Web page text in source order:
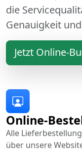
die
Genauigkeit
Jetzt Online-
Online-
Alle
über unsere